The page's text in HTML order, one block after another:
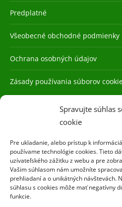
Spravujte súhlas
cookie
Pre ukladanie, alebo prístup k
používame technológie cookies. Tieto
uzívateľského zážitku z webu a pre
Vašim súhlasom nám umožníte
prehliadaní a o unikátných návštevách.
súhlasu s cookies môže mať negatívny
funkcie.
Predplatné
Všeobecné obchodné podmienky
Ochrana osobných údajov
Zásady používania súborov